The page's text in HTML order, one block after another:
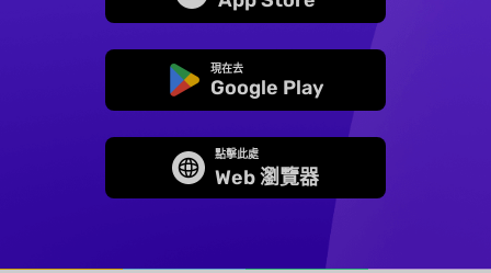
現在去
Google Play
點擊此處
Web 瀏覽器